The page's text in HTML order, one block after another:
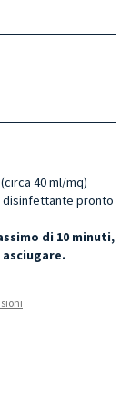
40 ml/mq)
disinfettante pronto
di 10 minuti,